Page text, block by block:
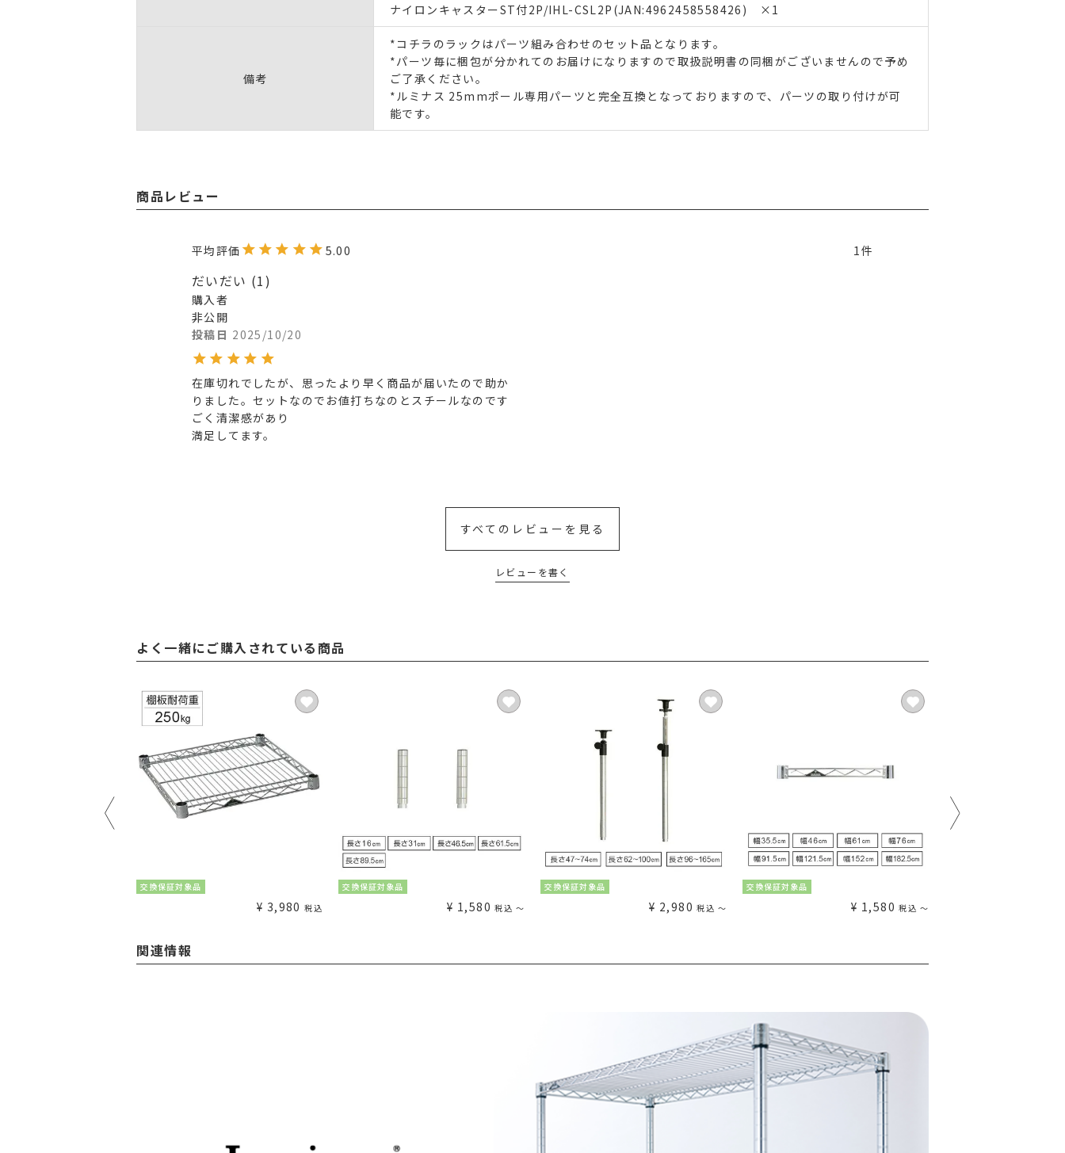
ナイロンキャスターST付2P/IHL-CSL2P(JAN:4962458558426) ×1
備考
*コチラのラックはパーツ組み合わせのセット品となります。
*パーツ毎に梱包が分かれてのお届けになりますので取扱説明書の同梱がございませんので予め
ご了承ください。
*ルミナス 25mmポール専用パーツと完全互換となっておりますので、パーツの取り付けが可
能です。
商品レビュー
5.00 1
だいだい 1
購入者
非公開
投稿日 2025/10/20
在庫切れでしたが、思ったより早く商品が届いたので助か
りました。セットなのでお値打ちなのとスチールなのです
ごく清潔感があり
満足してます。
すべてのレビューを見る
レビューを書く
よく一緒にご購入されている商品
交換保証対象品
¥ 3,980 税込
交換保証対象品
¥ 1,580 税込 〜
交換保証対象品
¥ 2,980 税込 〜
交換保証対象品
¥ 1,580 税込 〜
関連情報